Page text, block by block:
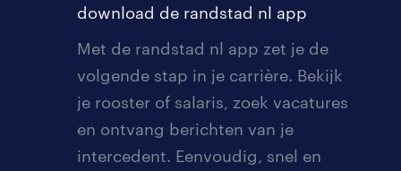
download de randstad nl app
Met de randstad nl app zet je de
volgende stap in je carrière. Bekijk
je rooster of salaris, zoek vacatures
en ontvang berichten van je
intercedent. Eenvoudig, snel en